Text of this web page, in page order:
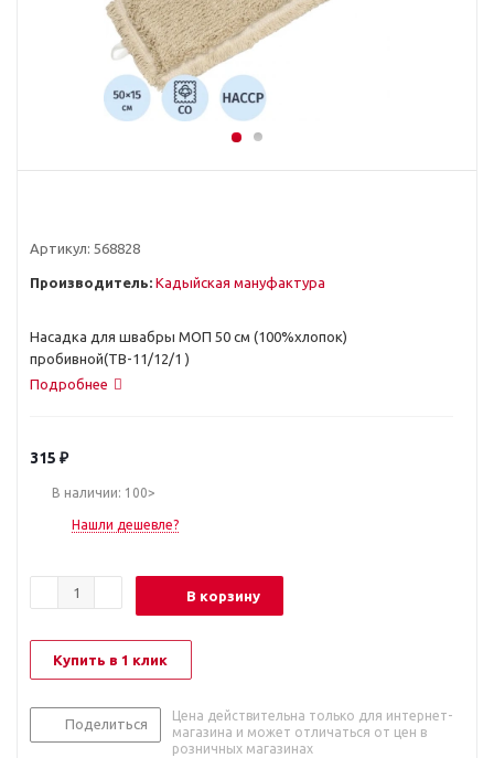
Артикул: 568828
Производитель: Кадыйская мануфактура
Насадка для швабры МОП 50 см (100%хлопок)
пробивной(ТВ-11/12/1 )
Подробнее
315 ₽
В наличии: 100>
Нашли дешевле?
В корзину
Купить в 1 клик
Поделиться
Цена действительна только для интернет-
магазина и может отличаться от цен в
розничных магазинах